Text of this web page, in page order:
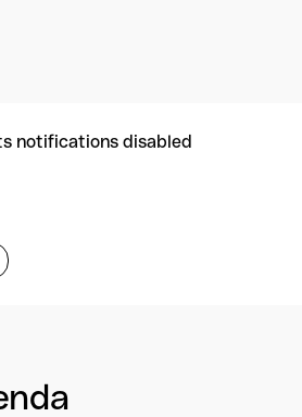
notifications disabled